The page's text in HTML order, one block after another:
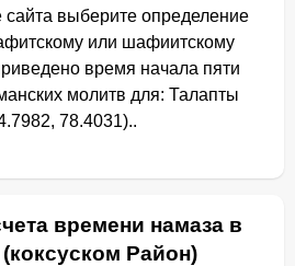
выберите определение
или шафиитскому
время начала пяти
молитв для: Талапты
78.4031)..
времени намаза в
Район)